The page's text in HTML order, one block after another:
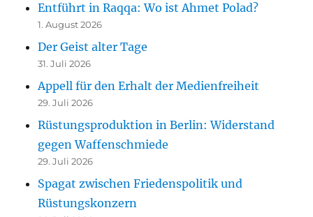
Entführt in Raqqa: Wo ist Ahmet Polad?
1. August 2026
Der Geist alter Tage
31. Juli 2026
Appell für den Erhalt der Medienfreiheit
29. Juli 2026
Rüstungsproduktion in Berlin: Widerstand
gegen Waffenschmiede
29. Juli 2026
Spagat zwischen Friedenspolitik und
Rüstungskonzern